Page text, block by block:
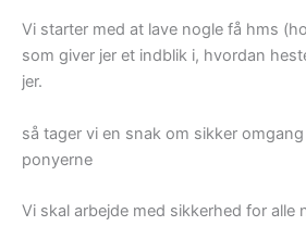
Vi starter med at lave nogle få hms
som giver jer et indblik i, hvordan
jer.
så tager vi en snak om sikker
ponyerne
Vi skal arbejde med sikkerhed for alle